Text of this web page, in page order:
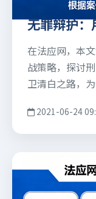
无罪辩护：
在法应网，本
战策略，探讨
卫清白之路，
2021-06-24